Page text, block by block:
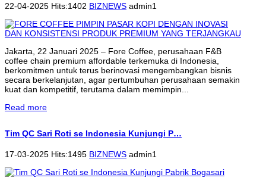
22-04-2025 Hits:1402 BIZNEWS admin1
Jakarta, 22 Januari 2025 – Fore Coffee, perusahaan F&B
coffee chain premium affordable terkemuka di Indonesia,
berkomitmen untuk terus berinovasi mengembangkan bisnis
secara berkelanjutan, agar pertumbuhan perusahaan semakin
kuat dan kompetitif, terutama dalam memimpin...
Read more
Tim QC Sari Roti se Indonesia Kunjungi P…
17-03-2025 Hits:1495 BIZNEWS admin1